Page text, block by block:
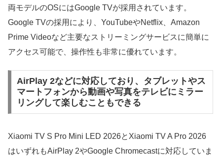
両モデルのOSにはGoogle TVが採用されています。
Google TVの採用により、YouTubeやNetflix、Amazon
Prime Videoなど主要なストリーミングサービスに簡単に
アクセス可能で、操作性も非常に優れています。
AirPlay 2などに対応しており、タブレットやス
マートフォンから動画や写真をテレビにミラー
リングして楽しむこともできる
Xiaomi TV S Pro Mini LED 2026とXiaomi TV A Pro 2026
はいずれもAirPlay 2やGoogle Chromecastに対応していま